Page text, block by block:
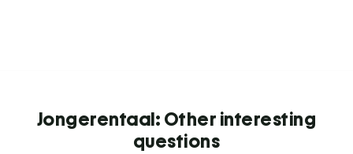
Jongerentaal: Other interesting
questions